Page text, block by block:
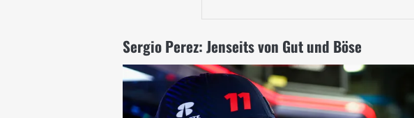
Sergio Perez: Jenseits von Gut und Böse